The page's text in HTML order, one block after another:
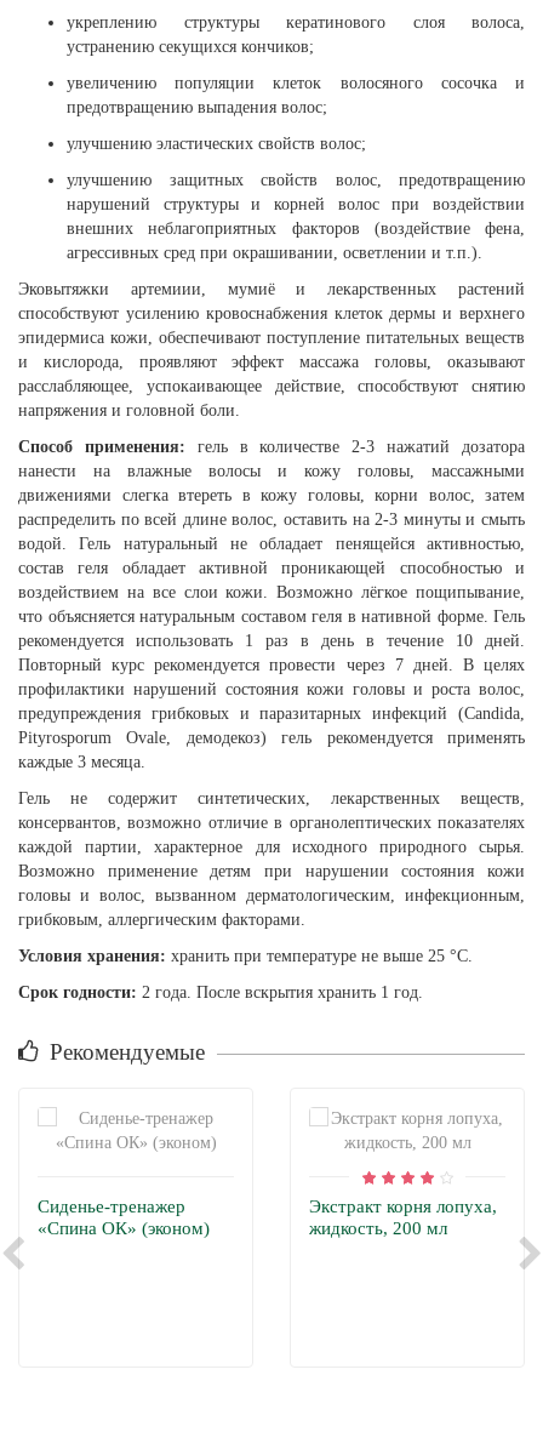
укреплению структуры кератинового слоя волоса,
устранению секущихся кончиков;
увеличению популяции клеток волосяного сосочка и
предотвращению выпадения волос;
улучшению эластических свойств волос;
улучшению защитных свойств волос, предотвращению
нарушений структуры и корней волос при воздействии
внешних неблагоприятных факторов (воздействие фена,
агрессивных сред при окрашивании, осветлении и т.п.).
Эковытяжки артемиии, мумиё и лекарственных растений
способствуют усилению кровоснабжения клеток дермы и верхнего
эпидермиса кожи, обеспечивают поступление питательных веществ
и кислорода, проявляют эффект массажа головы, оказывают
расслабляющее, успокаивающее действие, способствуют снятию
напряжения и головной боли.
Способ применения: гель в количестве 2-3 нажатий дозатора
нанести на влажные волосы и кожу головы, массажными
движениями слегка втереть в кожу головы, корни волос, затем
распределить по всей длине волос, оставить на 2-3 минуты и смыть
водой. Гель натуральный не обладает пенящейся активностью,
состав геля обладает активной проникающей способностью и
воздействием на все слои кожи. Возможно лёгкое пощипывание,
что объясняется натуральным составом геля в нативной форме. Гель
рекомендуется использовать 1 раз в день в течение 10 дней.
Повторный курс рекомендуется провести через 7 дней. В целях
профилактики нарушений состояния кожи головы и роста волос,
предупреждения грибковых и паразитарных инфекций (Candida,
Pityrosporum Ovale, демодекоз) гель рекомендуется применять
каждые 3 месяца.
Гель не содержит синтетических, лекарственных веществ,
консервантов, возможно отличие в органолептических показателях
каждой партии, характерное для исходного природного сырья.
Возможно применение детям при нарушении состояния кожи
головы и волос, вызванном дерматологическим, инфекционным,
грибковым, аллергическим факторами.
Условия хранения: хранить при температуре не выше 25 °С.
Срок годности: 2 года. После вскрытия хранить 1 год.
Рекомендуемые
Сиденье-тренажер
«Спина ОК» (эконом)
Экстракт корня лопуха,
жидкость, 200 мл